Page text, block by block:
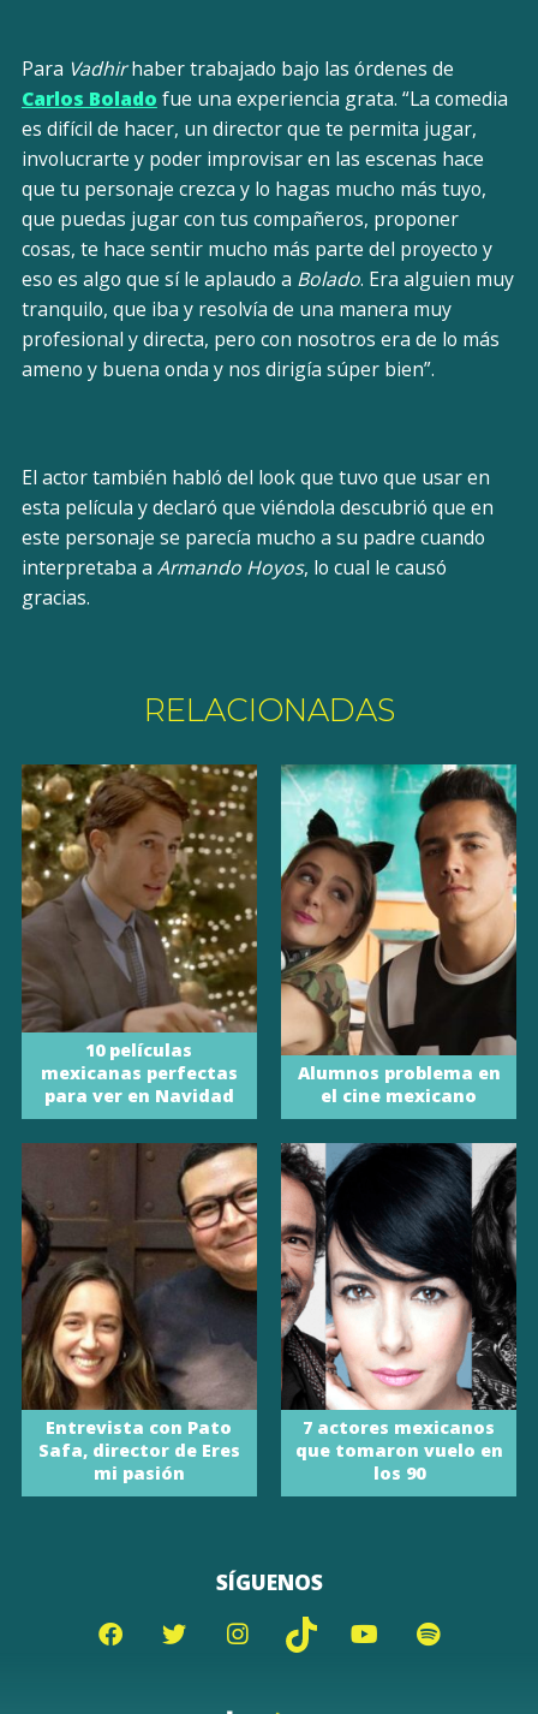
Para Vadhirhaber trabajado bajo las órdenes de
Carlos Bolado fue una experiencia grata. “La comedia
es difícil de hacer, un director que te permita jugar,
involucrarte y poder improvisar en las escenas hace
que tu personaje crezca y lo hagas mucho más tuyo,
que puedas jugar con tus compañeros, proponer
cosas, te hace sentir mucho más parte del proyecto y
eso es algo que sí le aplaudo a Bolado. Era alguien muy
tranquilo, que iba y resolvía de una manera muy
profesional y directa, pero con nosotros era de lo más
ameno y buena onda y nos dirigía súper bien”.
El actor también habló del look que tuvo que usar en
esta película y declaró que viéndola descubrió que en
este personaje se parecía mucho a su padre cuando
interpretaba a Armando Hoyos, lo cual le causó
gracias.
RELACIONADAS
10 películas
mexicanas perfectas
para ver en Navidad
Alumnos problema en
el cine mexicano
Entrevista con Pato
Safa, director de Eres
mi pasión
7 actores mexicanos
que tomaron vuelo en
los 90
SÍGUENOS